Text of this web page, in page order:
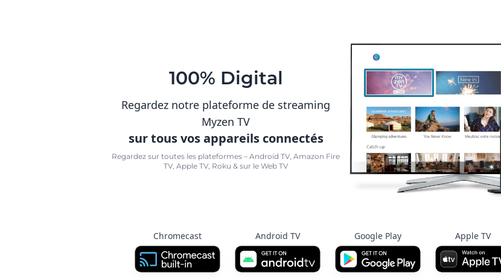
100% Digital
Regardez notre plateforme de streaming
Myzen TV
sur tous vos appareils connectés
Regardez sur toutes les plateformes – Android TV, Amazon Fire
TV, Apple TV, Roku & sur le Web TV
Chromecast Android TV Google Play Apple TV